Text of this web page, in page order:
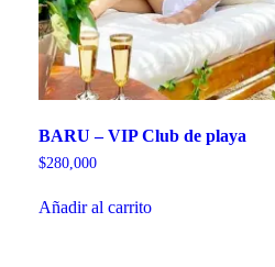
BARU – VIP Club de playa
$280,000
Añadir al carrito